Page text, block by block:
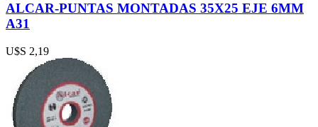
ALCAR-PUNTAS MONTADAS 35X25 EJE 6MM
A31
U$S 2,19